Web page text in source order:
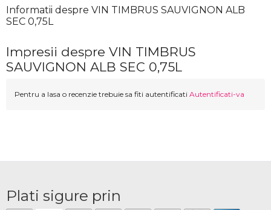
Informatii despre VIN TIMBRUS SAUVIGNON ALB
SEC 0,75L
Impresii despre VIN TIMBRUS
SAUVIGNON ALB SEC 0,75L
Pentru a lasa o recenzie trebuie sa fiti autentificati Autentificati-va
Plati sigure prin